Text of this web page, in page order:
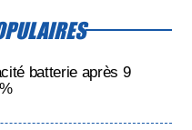
batterie après 9